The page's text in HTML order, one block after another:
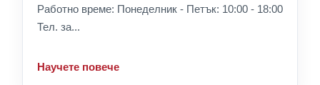
Работно време: Понеделник - Петък: 10:00 - 18:00
Тел. за...
Научете повече